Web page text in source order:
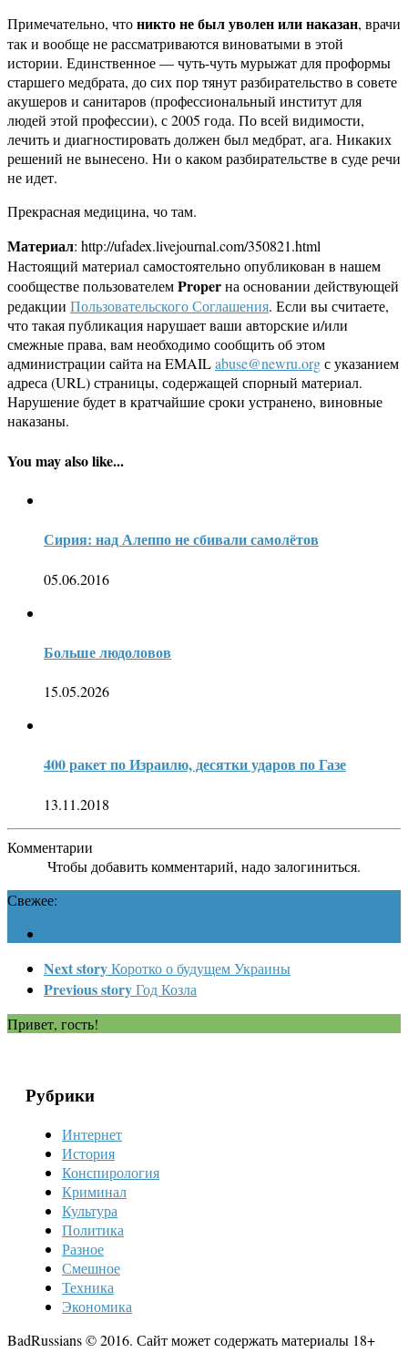
Примечательно, чтоникто не был уволен или наказан, врачи
так и вообще не рассматриваются виноватыми в этой
истории. Единственное — чуть-чуть мурыжат для проформы
старшего медбрата, до сих пор тянут разбирательство в совете
акушеров и санитаров (профессиональный институт для
людей этой профессии), с 2005 года. По всей видимости,
лечить и диагностировать должен был медбрат, ага. Никаких
решений не вынесено. Ни о каком разбирательстве в суде речи
не идет.
Прекрасная медицина, чо там.
Материал: http://ufadex.livejournal.com/350821.html
Настоящий материал самостоятельно опубликован в нашем
сообществе пользователемProperна основании действующей
редакции Пользовательского Соглашения. Если вы считаете,
что такая публикация нарушает ваши авторские и/или
смежные права, вам необходимо сообщить об этом
администрации сайта на EMAILabuse@newru.orgс указанием
адреса (URL) страницы, содержащей спорный материал.
Нарушение будет в кратчайшие сроки устранено, виновные
наказаны.
You may also like...
Сирия: над Алеппо не сбивали самолётов
05.06.2016
Больше людоловов
15.05.2026
400 ракет по Израилю, десятки ударов по Газе
13.11.2018
Комментарии
Чтобы добавить комментарий, надо залогиниться.
Свежее:
Next storyКоротко о будущем Украины
Previous storyГод Козла
Привет, гость!
Рубрики
Интернет
История
Конспирология
Криминал
Культура
Политика
Разное
Смешное
Техника
Экономика
BadRussians © 2016. Сайт может содержать материалы 18+